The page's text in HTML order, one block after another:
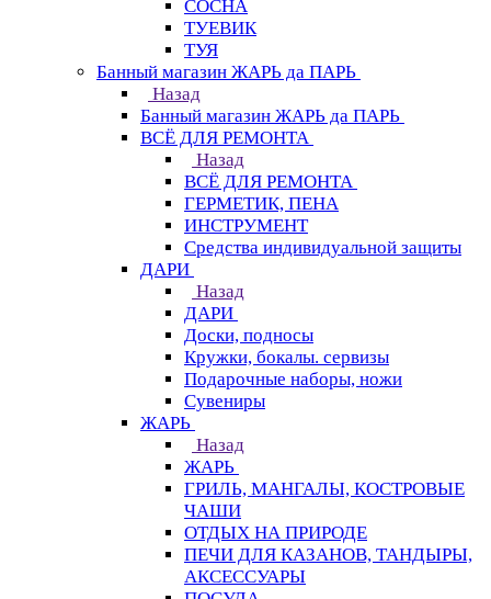
СОСНА
ТУЕВИК
ТУЯ
Банный магазин ЖАРЬ да ПАРЬ
Назад
Банный магазин ЖАРЬ да ПАРЬ
ВСЁ ДЛЯ РЕМОНТА
Назад
ВСЁ ДЛЯ РЕМОНТА
ГЕРМЕТИК, ПЕНА
ИНСТРУМЕНТ
Средства индивидуальной защиты
ДАРИ
Назад
ДАРИ
Доски, подносы
Кружки, бокалы. сервизы
Подарочные наборы, ножи
Сувениры
ЖАРЬ
Назад
ЖАРЬ
ГРИЛЬ, МАНГАЛЫ, КОСТРОВЫЕ
ЧАШИ
ОТДЫХ НА ПРИРОДЕ
ПЕЧИ ДЛЯ КАЗАНОВ, ТАНДЫРЫ,
АКСЕССУАРЫ